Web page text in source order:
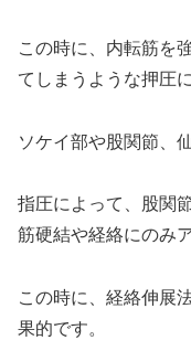
この時に、内転筋を
てしまうような押圧
ソケイ部や股関節、
指圧によって、股関
筋硬結や経絡にのみ
この時に、 経絡伸展
果的です。